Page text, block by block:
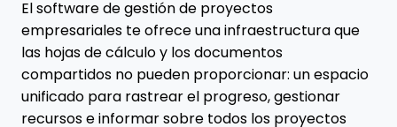
El software de gestión de proyectos
empresariales te ofrece una infraestructura que
las hojas de cálculo y los documentos
compartidos no pueden proporcionar: un espacio
unificado para rastrear el progreso, gestionar
recursos e informar sobre todos los proyectos